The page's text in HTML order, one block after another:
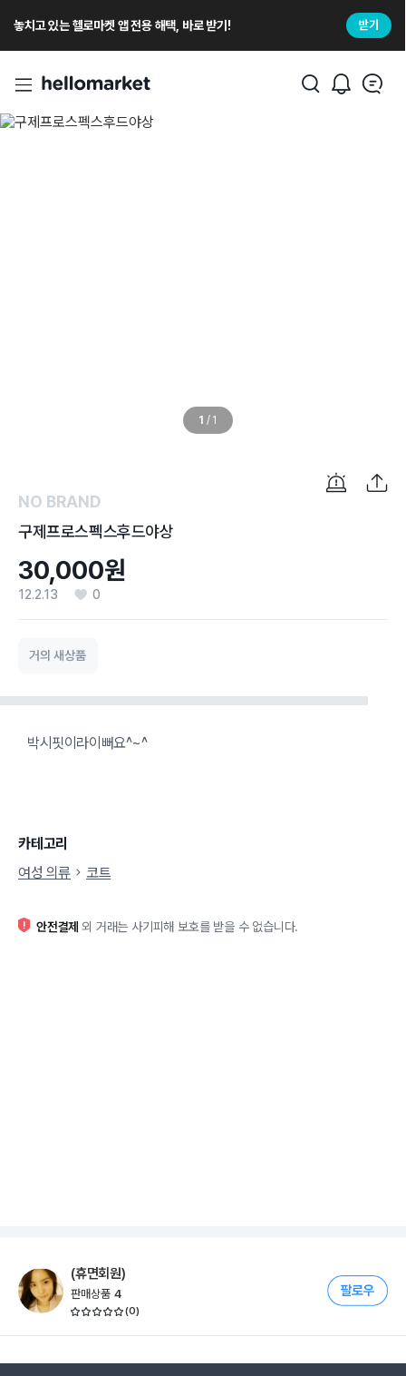
놓치고 있는 헬로마켓 앱 전용 해택, 바로 받기! 받기
1 / 1
NO BRAND
구제프로스펙스후드야상
30,000원
12.2.13 0
거의 새상품
박시핏이라이뻐요^~^
카테고리
여성 의류
코트
안전결제 외 거래는 사기피해 보호를 받을 수 없습니다.
(휴면회원)
판매상품 4
(0)